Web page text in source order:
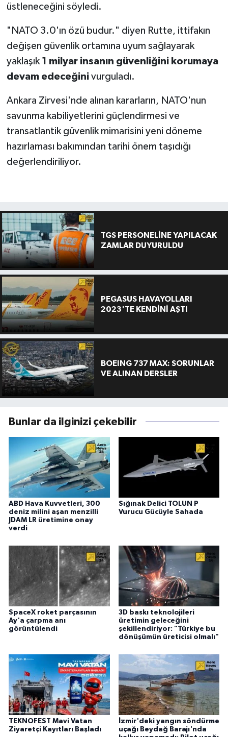
üstleneceğini söyledi.
"NATO 3.0'ın özü budur." diyen Rutte, ittifakın
değişen güvenlik ortamına uyum sağlayarak
yaklaşık 1 milyar insanın güvenliğini korumaya
devam edeceğinivurguladı.
Ankara Zirvesi'nde alınan kararların, NATO'nun
savunma kabiliyetlerini güçlendirmesi ve
transatlantik güvenlik mimarisini yeni döneme
hazırlaması bakımından tarihi önem taşıdığı
değerlendiriliyor.
TGS PERSONELİNE YAPILACAK
ZAMLAR DUYURULDU
PEGASUS HAVAYOLLARI
2023'TE KENDİNİ AŞTI
BOEING 737 MAX: SORUNLAR
VE ALINAN DERSLER
Bunlar da ilginizi çekebilir
ABD Hava Kuvvetleri, 300
deniz milini aşan menzilli
JDAM LR üretimine onay
verdi
Sığınak Delici TOLUN P
Vurucu Gücüyle Sahada
SpaceX roket parçasının
Ay'a çarpma anı
görüntülendi
3D baskı teknolojileri
üretimin geleceğini
şekillendiriyor: "Türkiye bu
dönüşümün üreticisi olmalı"
TEKNOFEST Mavi Vatan
Ziyaretçi Kayıtları Başladı
İzmir'deki yangın söndürme
uçağı Beydağ Barajı'nda